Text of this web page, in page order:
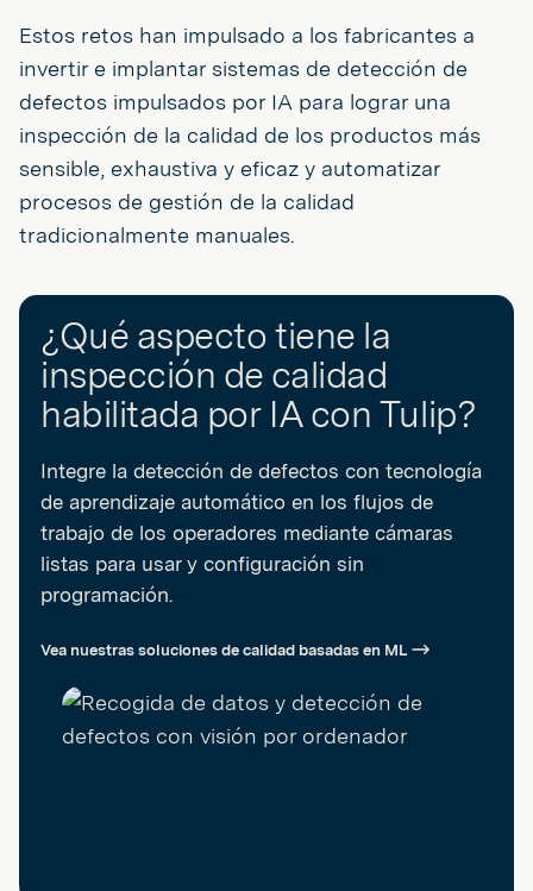
Estos retos han impulsado a los fabricantes a
invertir e implantar sistemas de detección de
defectos impulsados por IA para lograr una
inspección de la calidad de los productos más
sensible, exhaustiva y eficaz y automatizar
procesos de gestión de la calidad
tradicionalmente manuales.
¿Qué aspecto tiene la
inspección de calidad
habilitada por IA con Tulip?
Integre la detección de defectos con tecnología
de aprendizaje automático en los flujos de
trabajo de los operadores mediante cámaras
listas para usar y configuración sin
programación.
Vea nuestras soluciones de calidad basadas en ML